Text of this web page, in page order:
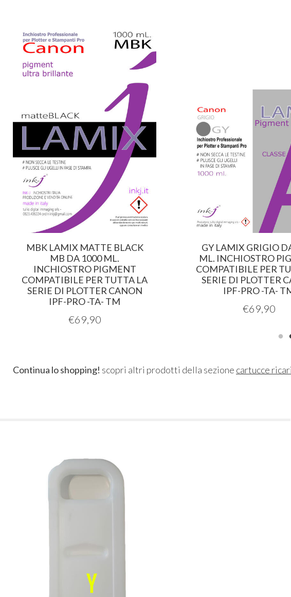
MBK LAMIX MATTE BLACK
MB DA 1000 ML.
INCHIOSTRO PIGMENT
COMPATIBILE PER TUTTA LA
SERIE DI PLOTTER CANON
IPF-PRO -TA- TM
€69,90
GY LAMIX GRIGIO
ML. INCHIOSTRO
COMPATIBILE PER
SERIE DI PLOTTER
IPF-PRO -TA-
€69,90
Continua lo shopping! scopri altri prodotti della sezione cartucce